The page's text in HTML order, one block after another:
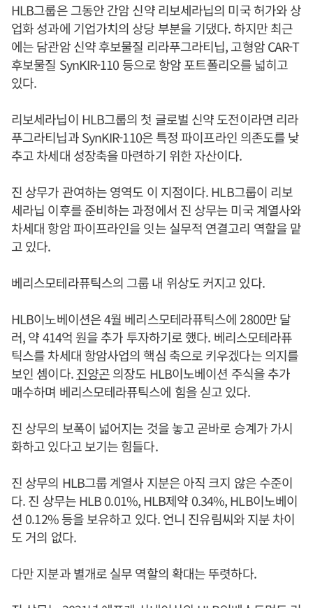
HLB그룹은 그동안 간암 신약 리보세라닙의 미국 허가와 상
업화 성과에 기업가치의 상당 부분을 기댔다. 하지만 최근
에는 담관암 신약 후보물질 리라푸그라티닙, 고형암 CAR-T
후보물질 SynKIR-110 등으로 항암 포트폴리오를 넓히고
있다.
리보세라닙이 HLB그룹의 첫 글로벌 신약 도전이라면 리라
푸그라티닙과 SynKIR-110은 특정 파이프라인 의존도를 낮
추고 차세대 성장축을 마련하기 위한 자산이다.
진 상무가 관여하는 영역도 이 지점이다. HLB그룹이 리보
세라닙 이후를 준비하는 과정에서 진 상무는 미국 계열사와
차세대 항암 파이프라인을 잇는 실무적 연결고리 역할을 맡
고 있다.
베리스모테라퓨틱스의 그룹 내 위상도 커지고 있다.
HLB이노베이션은 4월 베리스모테라퓨틱스에 2800만 달
러, 약 414억 원을 추가 투자하기로 했다. 베리스모테라퓨
틱스를 차세대 항암사업의 핵심 축으로 키우겠다는 의지를
보인 셈이다.진양곤의장도 HLB이노베이션 주식을 추가
매수하며 베리스모테라퓨틱스에 힘을 싣고 있다.
진 상무의 보폭이 넓어지는 것을 놓고 곧바로 승계가 가시
화하고 있다고 보기는 힘들다.
진 상무의 HLB그룹 계열사 지분은 아직 크지 않은 수준이
다. 진 상무는 HLB 0.01%, HLB제약 0.34%, HLB이노베이
션 0.12% 등을 보유하고 있다. 언니 진유림씨와 지분 차이
도 거의 없다.
다만 지분과 별개로 실무 역할의 확대는 뚜렷하다.